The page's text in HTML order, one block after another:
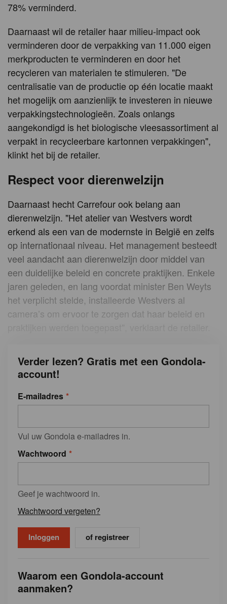
78% verminderd.
Daarnaast wil de retailer haar milieu-impact ook
verminderen door de verpakking van 11.000 eigen
merkproducten te verminderen en door het
recycleren van materialen te stimuleren. "De
centralisatie van de productie op één locatie maakt
het mogelijk om aanzienlijk te investeren in nieuwe
verpakkingstechnologieën. Zoals onlangs
aangekondigd is het biologische vleesassortiment al
verpakt in recycleerbare kartonnen verpakkingen",
klinkt het bij de retailer.
Respect voor dierenwelzijn
Daarnaast hecht Carrefour ook belang aan
dierenwelzijn. "Het atelier van Westvers wordt
erkend als een van de modernste in België en zelfs
op internationaal niveau. Het management besteedt
veel aandacht aan dierenwelzijn door middel van
een duidelijke beleid en concrete praktijken. Enkele
jaren geleden, en lang voordat minister Ben Weyts
het verplicht stelde, installeerde Westvers al
camera’s om ervoor te zorgen dat haar beleid en
Verder lezen? Gratis met een Gondola-
account!
E-mailadres
Vul uw Gondola e-mailadres in.
Wachtwoord
Geef je wachtwoord in.
Wachtwoord vergeten?
of registreer
Waarom een Gondola-account
aanmaken?